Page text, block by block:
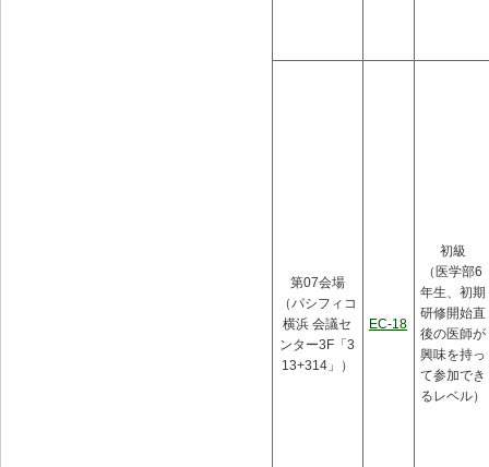
第07会場
（パシフィコ
横浜 会議セ
ンター3F「3
13+314」）
EC-18
初級
（医学部6
年生、初期
研修開始直
後の医師が
興味を持っ
て参加でき
るレベル）